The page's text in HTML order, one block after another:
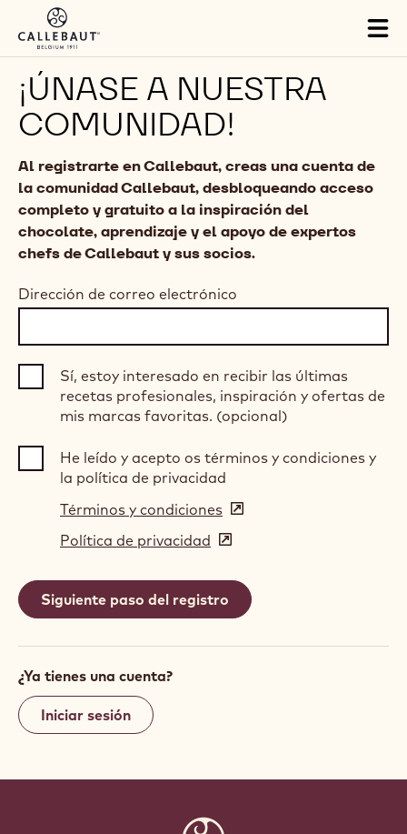
Skip to main content
¡ÚNASE A NUESTRA
COMUNIDAD!
Al registrarte en Callebaut, creas una cuenta de
la comunidad Callebaut, desbloqueando acceso
completo y gratuito a la inspiración del
chocolate, aprendizaje y el apoyo de expertos
chefs de Callebaut y sus socios.
Dirección de correo electrónico
Sí, estoy interesado en recibir las últimas
recetas profesionales, inspiración y ofertas de
mis marcas favoritas. (opcional)
He leído y acepto os términos y condiciones y
la política de privacidad
Términos y condiciones (opens
in
window)
Política de privacidad (opens
a
new
¿Ya tienes una cuenta?
Iniciar sesión